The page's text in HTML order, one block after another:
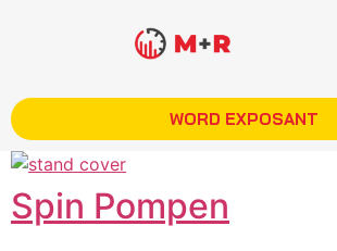
WORD EXPOSANT
Spin Pompen